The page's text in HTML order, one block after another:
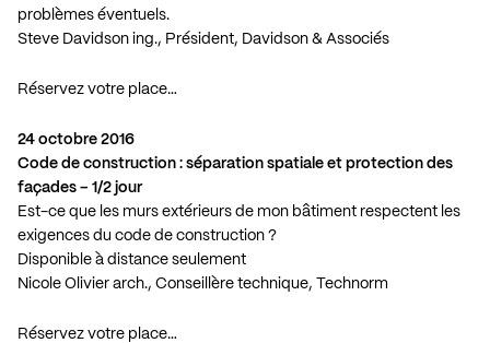
problèmes éventuels.
Steve Davidson ing., Président, Davidson & Associés
Réservez votre place…
24 octobre 2016
Code de construction : séparation spatiale et protection des
façades – 1/2 jour
Est-ce que les murs extérieurs de mon bâtiment respectent les
exigences du code de construction ?
Disponible à distance seulement
Nicole Olivier arch., Conseillère technique, Technorm
Réservez votre place…